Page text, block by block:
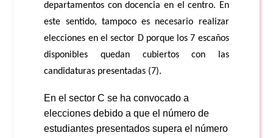
departamentos con docencia en el centro. En
este sentido, tampoco es necesario realizar
elecciones en el sector D porque los 7 escaños
disponibles quedan cubiertos con las
candidaturas presentadas (7).
En el sector C se ha convocado a
elecciones debido a que el número de
estudiantes presentados supera el número